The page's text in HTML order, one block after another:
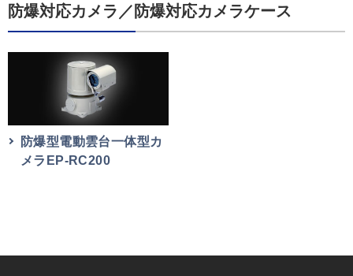
防爆対応カメラ／防爆対応カメラケース
防爆型電動雲台一体型カ
メラEP-RC200